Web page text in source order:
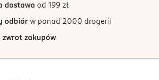
dostawa od 199 zł
odbiór w ponad 2000 drogerii
zwrot zakupów